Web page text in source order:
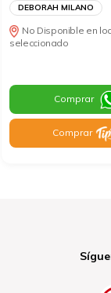
DEBORAH MILANO
No Disponible en
seleccionado
Comprar
Comprar